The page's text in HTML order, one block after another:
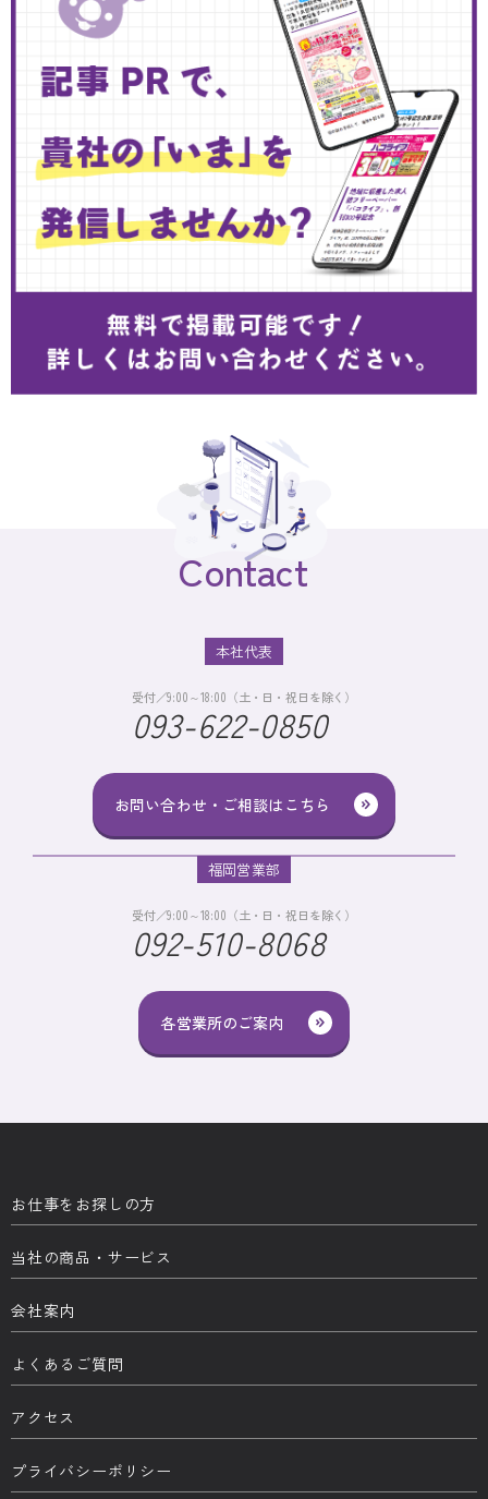
Contact
お問い合わせ・ご相談はこちら
本社代表
受付／9:00～18:00（土・日・祝日を除く）
093-622-0850
各営業所のご案内
福岡営業部
受付／9:00～18:00（土・日・祝日を除く）
092-510-8068
お仕事をお探しの方
当社の商品・サービス
会社案内
よくあるご質問
アクセス
プライバシーポリシー